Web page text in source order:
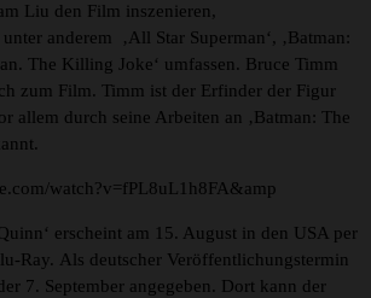
Liu den Film inszenieren,
anderem ‚All Star Superman‘, ‚Batman:
The Killing Joke‘ umfassen. Bruce Timm
zum Film. Timm ist der Erfinder der Figur
allem durch seine Arbeiten an ‚Batman: The
watch?v=fPL8uL1h8FA&amp
erscheint am 15. August in den USA per
Ray. Als deutscher Veröffentlichungstermin
7. September angegeben. Dort kann der